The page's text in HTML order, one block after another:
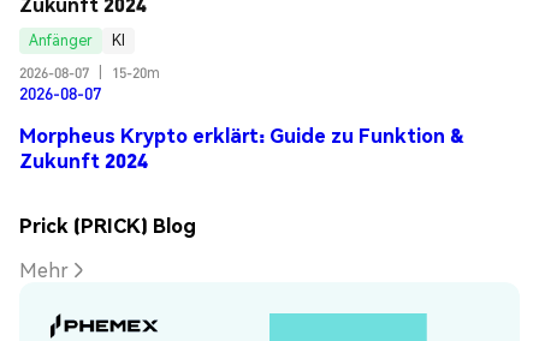
Anfänger
KI
2026-08-07
15-20m
2026-08-07
Morpheus Krypto erklärt: Guide zu Funktion &
Zukunft 2024
Prick (PRICK) Blog
Mehr